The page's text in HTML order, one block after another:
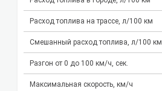
Расход топлива на трассе, л/100 км
Смешанный расход топлива, л/100 км
Разгон от 0 до 100 км/ч, сек.
Максимальная скорость, км/ч